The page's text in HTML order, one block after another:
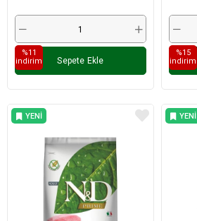
Sepete Ekle
%11
i̇ndirim
%15
i̇ndirim
YENI
YENI